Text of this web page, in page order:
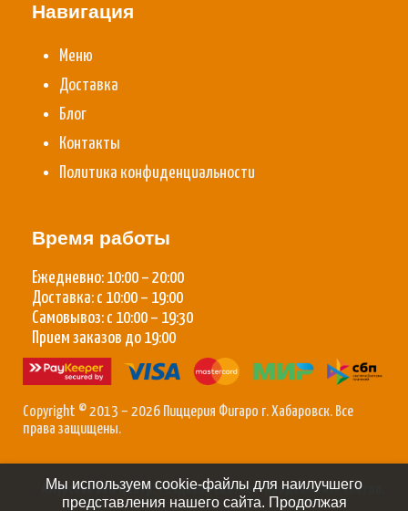
Навигация
Меню
Доставка
Блог
Контакты
Политика конфиденциальности
Время работы
Ежедневно: 10:00 – 20:00
Доставка: с 10:00 – 19:00
Самовывоз: с 10:00 – 19:30
Прием заказов до 19:00
Copyright © 2013 – 2026 Пиццерия Фигаро г. Хабаровск. Все
права защищены.
Амурский Веб Центр:Создание сайтов /Продвижение сайтов
Мы используем cookie-файлы для наилучшего
представления нашего сайта. Продолжая